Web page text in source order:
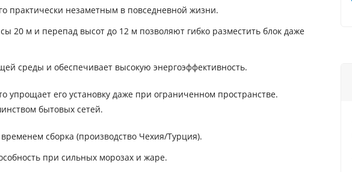
практически незаметным в повседневной жизни.
20 м и перепад высот до 12 м позволяют гибко разместить блок даже
среды и обеспечивает высокую энергоэффективность.
упрощает его установку даже при ограниченном пространстве.
бытовых сетей.
сборка (производство Чехия/Турция).
при сильных морозах и жаре.